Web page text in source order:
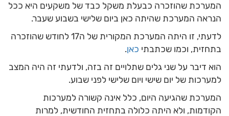
המערכת שהוזכרה כבעלת משקל כבד של משקעים היא ככל
הנראה המערכת שהיתה כאן ביום שלישי בשבוע שעבר.
לדעתי, זו היתה המערכת המקורית של ה17 לחודש שהוזכרה
בתחזית, וכמו שכתבתי כאן.
הוא דיבר על שני גלים שתלויים זה בזה, ולדעתי זה היה המצב
למערכות של יום שישי ויום שלישי לפני שבוע.
המערכת שהגיעה היום, כלל אינה קשורה למערכות
הקודמות, ולא היתה כלולה בתחזית החודשית, למרות